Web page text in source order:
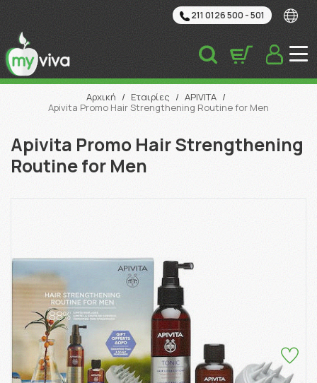
211 0126 500 - 501
Αναζήτηση
Αρχική / Εταιρίες / APIVITA /
Apivita Promo Hair Strengthening Routine for Men
Apivita Promo Hair Strengthening
Routine for Men